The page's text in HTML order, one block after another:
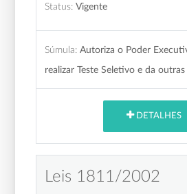
Status: Vigente
Súmula: Autoriza o Poder
realizar Teste Seletivo e da
DETALHES
Leis 1811/2002